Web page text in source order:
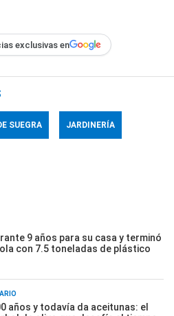
exclusivas en
SUEGRA JARDINERÍA
9 años para su casa y terminó
con 7.5 toneladas de plástico
años y todavía da aceitunas: el